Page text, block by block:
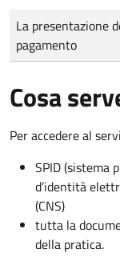
Tipo di pagamento
Importo
La presentazione
pagamento
Cosa
Per accedere al
SPID (sistema
d’identità
(CNS)
tutta la
della pratica.